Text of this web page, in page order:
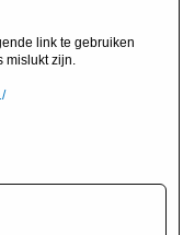
link te gebruiken
mislukt zijn.